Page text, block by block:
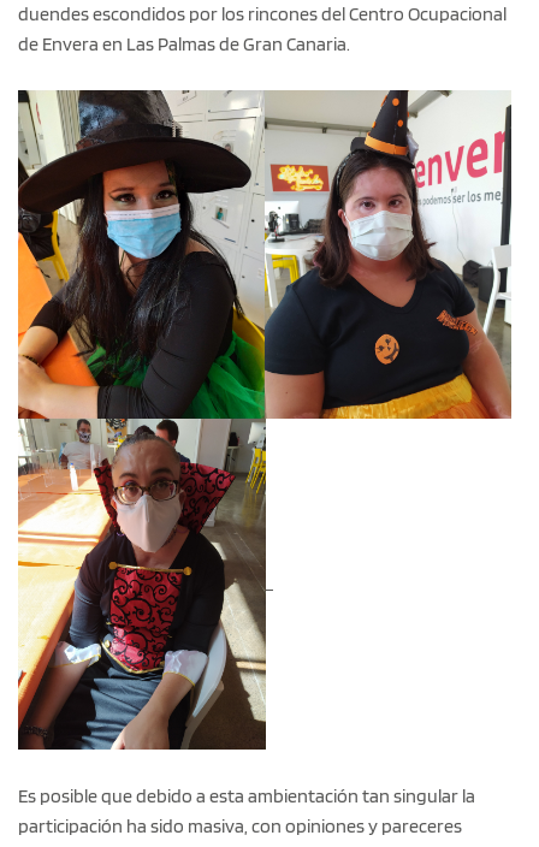
duendes escondidos por los rincones del Centro Ocupacional
de Envera en Las Palmas de Gran Canaria.
Es posible que debido a esta ambientación tan singular la
participación ha sido masiva, con opiniones y pareceres